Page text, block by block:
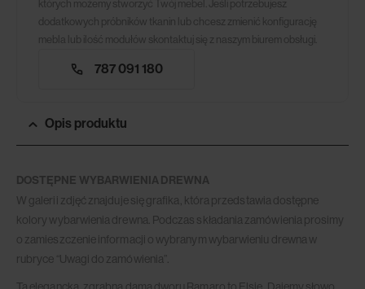
których możemy stworzyć Twój mebel. Jeśli potrzebujesz
dodatkowych próbników tkanin lub chcesz zmienić konfigurację
mebla lub ilość modułów skontaktuj się z naszym biurem obsługi.
787 091 180
Opis produktu
DOSTĘPNE WYBARWIENIA DREWNA
W galerii zdjęć znajduje się grafika, która przedstawia dostępne
kolory wybarwienia drewna. Podczas składania zamówienia prosimy
o zamieszczenie informacji o wybranym wybarwieniu drewna w
rubryce “Uwagi do zamówienia”.
Ta elegancka, zgrabna dama dworu Ramaro to Elsie. Dajemy słowo,